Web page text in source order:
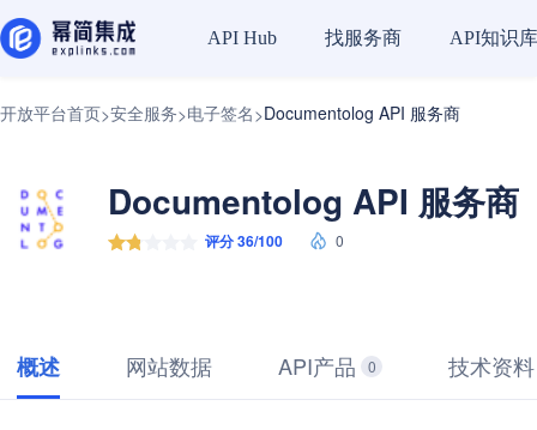
API Hub 找服务商 API知识库
开放平台首页>安全服务>电子签名>Documentolog API 服务商
Documentolog API 服务商
评分 36/100 0
概述 网站数据 API产品 0 技术资料